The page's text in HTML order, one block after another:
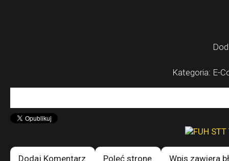
Kategoria: E-
Dodaj Komentarz Poleć stronę Wpis zawiera